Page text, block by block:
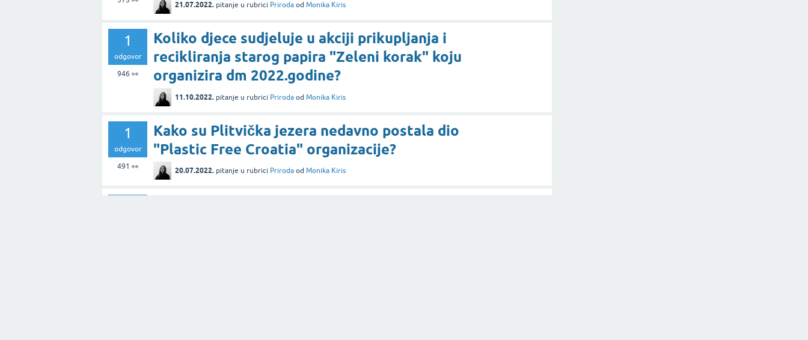
21.07.2022. pitanje u rubrici Priroda od Monika Kiris
1
odgovor
946 👀
Koliko djece sudjeluje u akciji prikupljanja i
recikliranja starog papira "Zeleni korak" koju
organizira dm 2022.godine?
11.10.2022. pitanje u rubrici Priroda od Monika Kiris
1
odgovor
491 👀
Kako su Plitvička jezera nedavno postala dio
"Plastic Free Croatia" organizacije?
20.07.2022. pitanje u rubrici Priroda od Monika Kiris